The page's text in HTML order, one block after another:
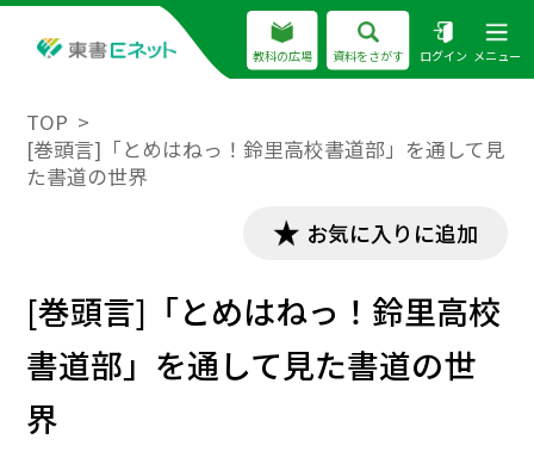
教科の広場 資料をさがす ログイン メニュー
TOP
[巻頭言]「とめはねっ！鈴里高校書道部」を通して見
た書道の世界
お気に入りに追加
[巻頭言]「とめはねっ！鈴里高校
書道部」を通して見た書道の世
界